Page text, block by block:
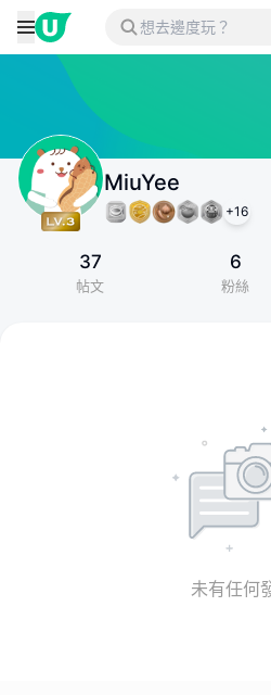
MiuYee
+16
37
帖文
6
粉絲
未有任何